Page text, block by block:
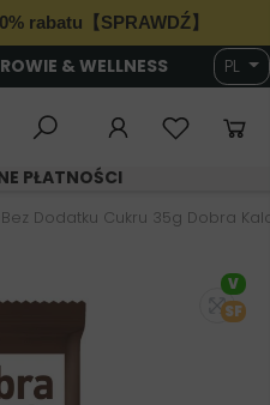
rabatu【SPRAWDŹ】
& WELLNESS PL
PŁATNOŚCI
Dodatku Cukru 35g Dobra
V
SF